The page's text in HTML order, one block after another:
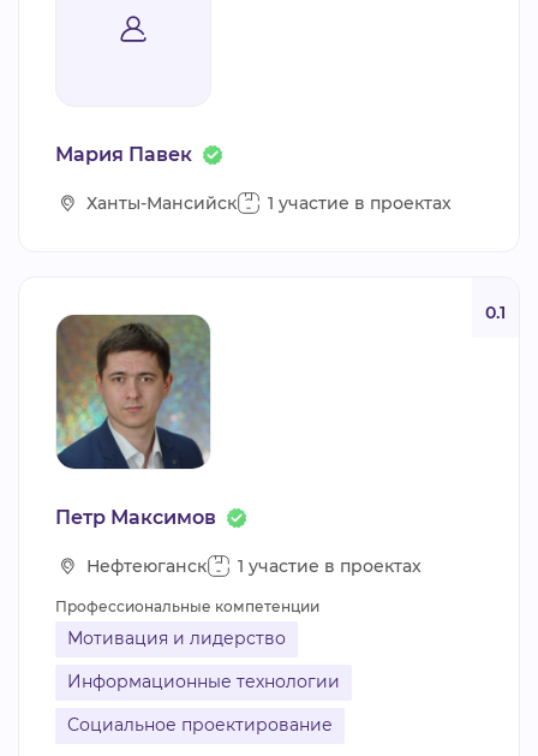
Мария Павек
Ханты-Мансийск 1 участие в проектах
0.1
Петр Максимов
Нефтеюганск 1 участие в проектах
Профессиональные компетенции
Мотивация и лидерство
Информационные технологии
Социальное проектирование